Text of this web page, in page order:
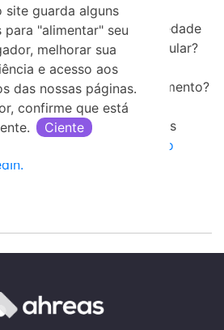
site guarda alguns
para "alimentar" seu
melhorar sua
e acesso aos
das nossas páginas.
confirme que está
Ciente
aceita?
às demandas da sociedade
e do meu público em particular?
sobre cultura do cancelamento?
as novidades sobre
Acompanhe a gente nas
estamos
no